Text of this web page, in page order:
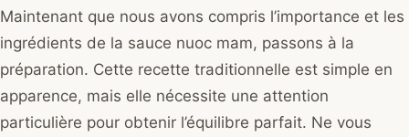
Maintenant que nous avons compris l’importance et les
ingrédients de la sauce nuoc mam, passons à la
préparation. Cette recette traditionnelle est simple en
apparence, mais elle nécessite une attention
particulière pour obtenir l’équilibre parfait. Ne vous